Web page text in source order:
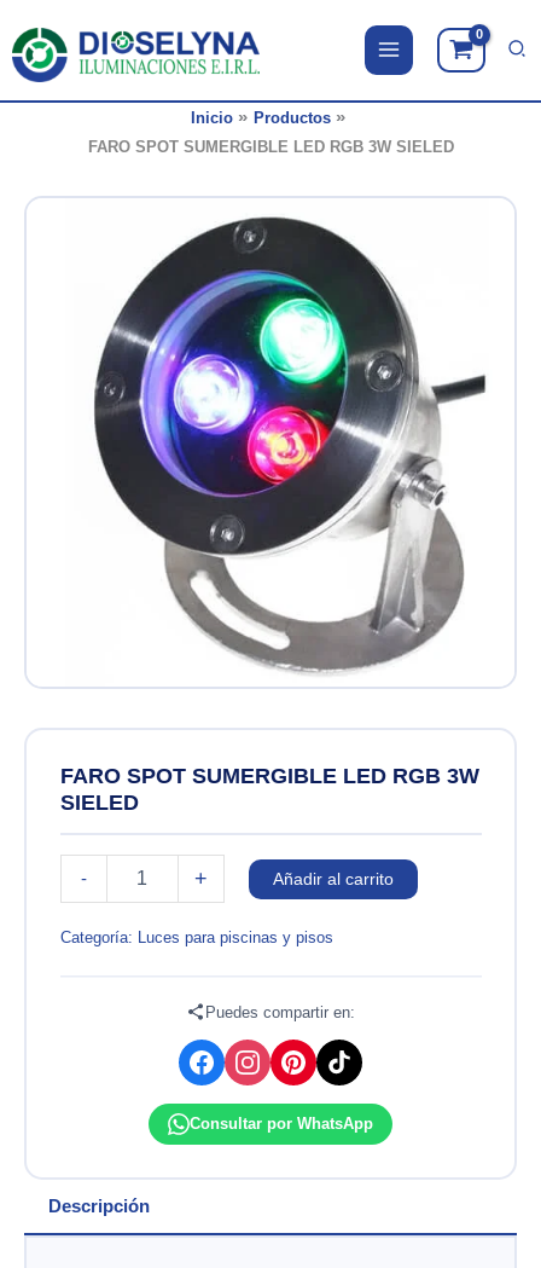
contenido
Inicio
Productos
FARO SPOT SUMERGIBLE LED RGB 3W SIELED
FARO SPOT SUMERGIBLE LED RGB 3W
SIELED
-
LED
+ Añadir al carrito
Categoría: Luces para piscinas y pisos
Puedes compartir en:
Consultar por WhatsApp
Descripción